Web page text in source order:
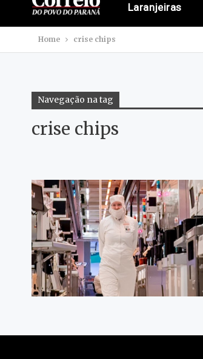
Laranjeiras
Home crise chips
Navegação na tag
crise chips